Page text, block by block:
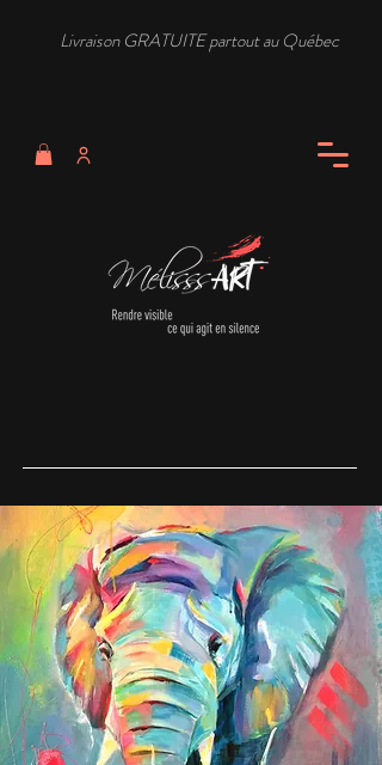
Livraison GRATUITE partout au Québec